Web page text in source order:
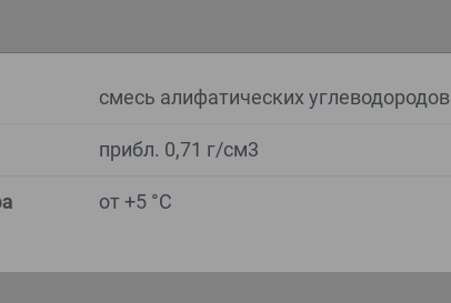
смесь алифатических углеводородов
прибл. 0,71 г/см3
от +5 °C